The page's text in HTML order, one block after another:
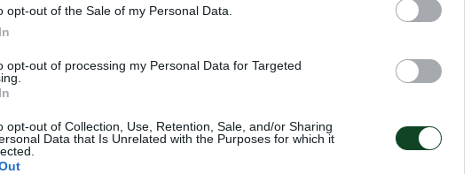
opt-out of the Sale of my Personal Data.
opt-out of processing my Personal Data for Targeted
opt-out of Collection, Use, Retention, Sale, and/or Sharing
Data that Is Unrelated with the Purposes for which it
5η με 580,6. Στο Αεροβόλο Τουφέκι Νεανίδων, τη δεύτερη
η Μιχελάκη Εμμανουέλα με 610,1 και την έκτη θέση η
Αργυρή με 593,2.Στο Αεροβόλο Τουφέκι Εφήβων, ο
κατετάγη 4ος με 582,7 και ο Αργυρόπουλος Άγγελος